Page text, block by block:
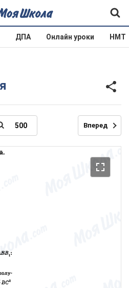
ДПА Онлайн уроки НМТ
Вперед